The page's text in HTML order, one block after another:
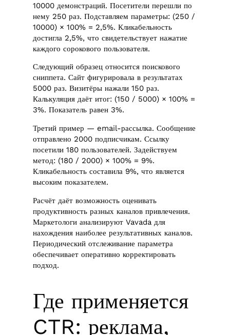
10000 демонстраций. Посетители перешли по
нему 250 раз. Подставляем параметры: (250 /
10000) × 100% = 2,5%. Кликабельность
достигла 2,5%, что свидетельствует нажатие
каждого сорокового пользователя.
Следующий образец относится поискового
сниппета. Сайт фигурировала в результатах
5000 раз. Визитёры нажали 150 раз.
Калькуляция даёт итог: (150 / 5000) × 100% =
3%. Показатель равен 3%.
Третий пример — email-рассылка. Сообщение
отправлено 2000 подписчикам. Ссылку
посетили 180 пользователей. Задействуем
метод: (180 / 2000) × 100% = 9%.
Кликабельность составила 9%, что является
высоким показателем.
Расчёт даёт возможность оценивать
продуктивность разных каналов привлечения.
Маркетологи анализируют Vavada для
нахождения наиболее результативных каналов.
Периодический отслеживание параметра
обеспечивает оперативно корректировать
подход.
Где применяется
CTR: реклама,